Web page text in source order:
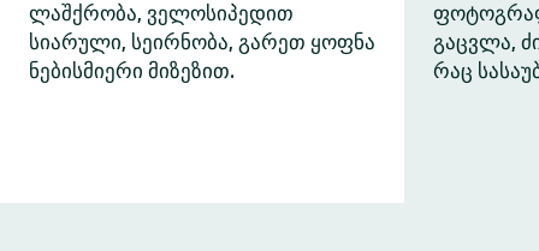
ლაშქრობა, ველოსიპედით
სიარული, სეირნობა, გარეთ ყოფნა
ნებისმიერი მიზეზით.
გაცვლა,
რაც